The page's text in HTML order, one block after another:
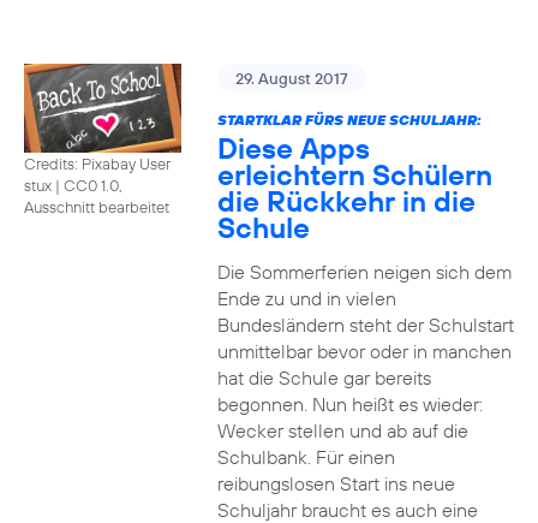
Credits: Pixabay User
stux | CC0 1.0,
Ausschnitt bearbeitet
29. August 2017
STARTKLAR FÜRS NEUE SCHULJAHR:
Diese Apps
erleichtern Schülern
die Rückkehr in die
Schule
Die Sommerferien neigen sich dem
Ende zu und in vielen
Bundesländern steht der Schulstart
unmittelbar bevor oder in manchen
hat die Schule gar bereits
begonnen. Nun heißt es wieder:
Wecker stellen und ab auf die
Schulbank. Für einen
reibungslosen Start ins neue
Schuljahr braucht es auch eine